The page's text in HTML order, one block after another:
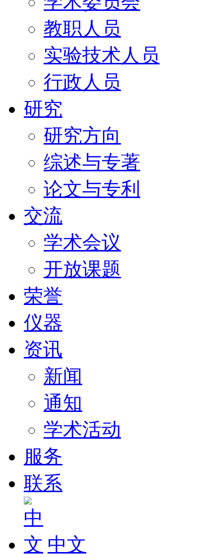
教职人员
实验技术人员
行政人员
研究
研究方向
综述与专著
论文与专利
交流
学术会议
开放课题
荣誉
仪器
资讯
新闻
通知
学术活动
服务
联系
中文